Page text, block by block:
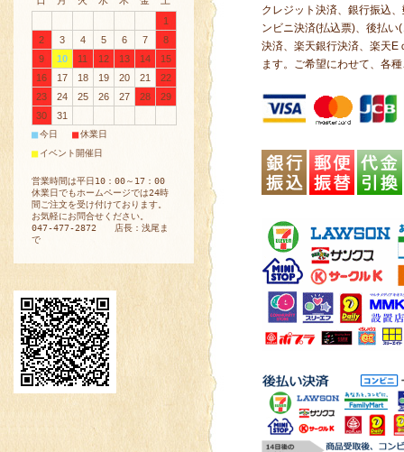
クレジット決済、銀行振込
ンビニ決済(払込票)、後払い
決済、楽天銀行決済、楽天E
ます。ご希望にわせて、各
1
2
3 4 5 6 7
8
9
10 11 12 13 14
15
16
17 18 19 20 21
22
23
24 25 26 27 28
29
30
31
■今日 ■休業日
■ イベント開催日
営業時間は平日10：00～17：00
休業日でもホームページでは24時
間ご注文を受け付けております。
お気軽にお問合せください。
047-477-2872 店長：浅尾ま
で